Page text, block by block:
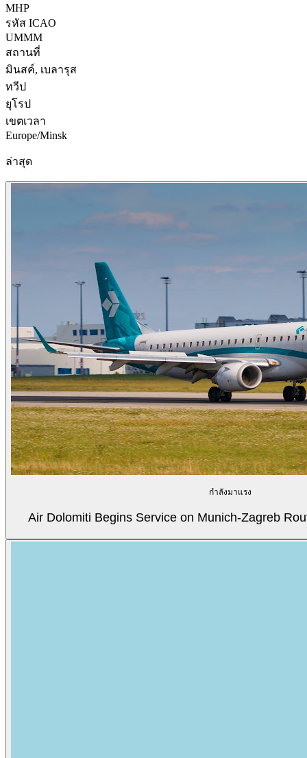
MHP
รหัส ICAO
UMMM
สถานที่
มินสค์, เบลารุส
ทวีป
ยุโรป
เขตเวลา
Europe/Minsk
ล่าสุด
กำลังมาแรง
Air Dolomiti Begins Service on Munich-Zagreb